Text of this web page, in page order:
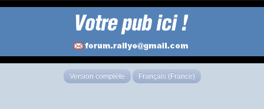
Version complète Français (France)